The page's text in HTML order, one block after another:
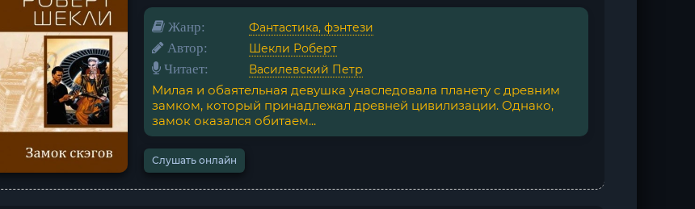
Жанр: Фантастика, фэнтези
Автор: Шекли Роберт
Читает: Василевский Петр
Милая и обаятельная девушка унаследовала планету с древним
замком, который принадлежал древней цивилизации. Однако,
замок оказался обитаем...
Слушать онлайн